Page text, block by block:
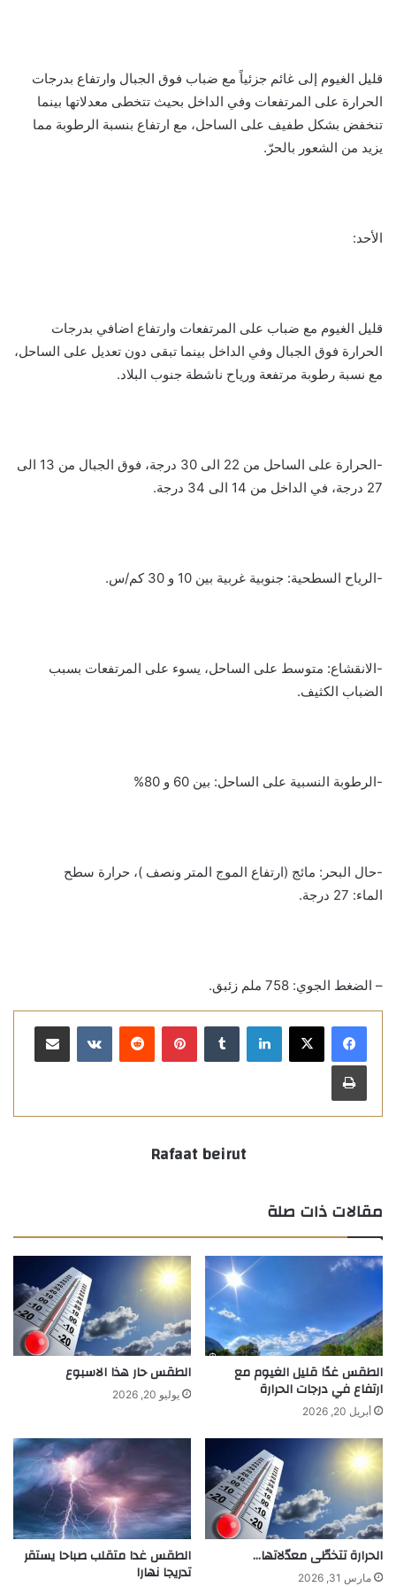
قليل الغيوم إلى غائم جزئياً مع ضباب فوق الجبال وارتفاع بدرجات
الحرارة على المرتفعات وفي الداخل بحيث تتخطى معدلاتها بينما
تنخفض بشكل طفيف على الساحل، مع ارتفاع بنسبة الرطوبة مما
يزيد من الشعور بالحرّ.
الأحد:
قليل الغيوم مع ضباب على المرتفعات وارتفاع اضافي بدرجات
الحرارة فوق الجبال وفي الداخل بينما تبقى دون تعديل على الساحل،
مع نسبة رطوبة مرتفعة ورياح ناشطة جنوب البلاد.
-الحرارة على الساحل من 22 الى 30 درجة، فوق الجبال من 13 الى
27 درجة، في الداخل من 14 الى 34 درجة.
-الرياح السطحية: جنوبية غربية بين 10 و 30 كم/س.
-الانقشاع: متوسط على الساحل، يسوء على المرتفعات بسبب
الضباب الكثيف.
-الرطوبة النسبية على الساحل: بين 60 و 80%
-حال البحر: مائج (ارتفاع الموج المتر ونصف )، حرارة سطح
الماء: 27 درجة.
– الضغط الجوي: 758 ملم زئبق.
لينكدإن بينتيريست مشاركة عبر البريد
طباعة
Rafaat beirut
مقالات ذات صلة
الطقس غدًا قليل الغيوم مع
ارتفاع في درجات الحرارة
أبريل 20, 2026
الطقس حار هذا الاسبوع
يوليو 20, 2026
الحرارة تتخطّى معدّلاتها…
مارس 31, 2026
الطقس غدا متقلب صباحا يستقر
تدريجا نهارا